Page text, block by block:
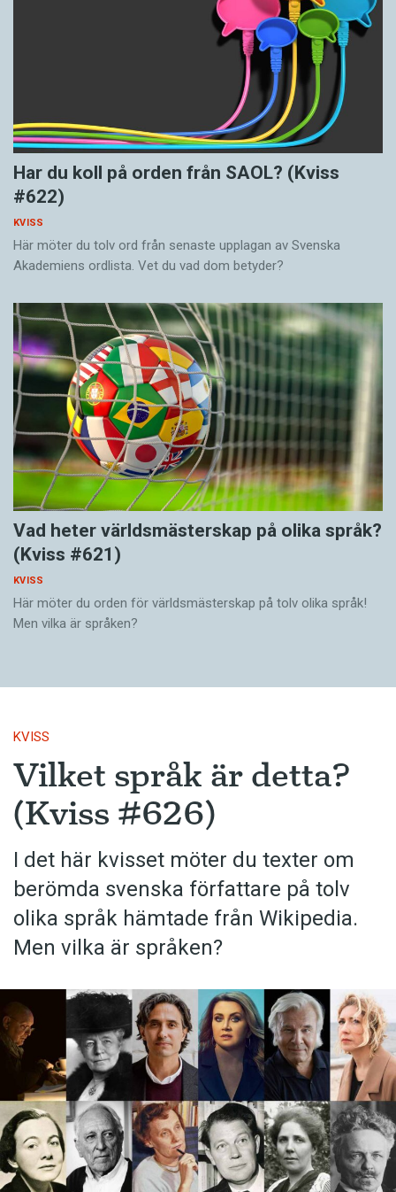
Har du koll på orden från SAOL? (Kviss
#622)
KVISS
Här möter du tolv ord från senaste upplagan av Svenska
Akademiens ordlista. Vet du vad dom betyder?
Vad heter världsmästerskap på olika språk?
(Kviss #621)
KVISS
Här möter du orden för världsmästerskap på tolv olika språk!
Men vilka är språken?
KVISS
Vilket språk är detta?
(Kviss #626)
I det här kvisset möter du texter om
berömda svenska författare på tolv
olika språk hämtade från Wikipedia.
Men vilka är språken?